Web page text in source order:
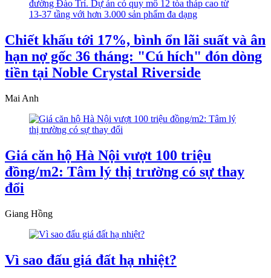
Chiết khấu tới 17%, bình ổn lãi suất và ân
hạn nợ gốc 36 tháng: "Cú hích" đón dòng
tiền tại Noble Crystal Riverside
Mai Anh
Giá căn hộ Hà Nội vượt 100 triệu
đồng/m2: Tâm lý thị trường có sự thay
đổi
Giang Hồng
Vì sao đấu giá đất hạ nhiệt?